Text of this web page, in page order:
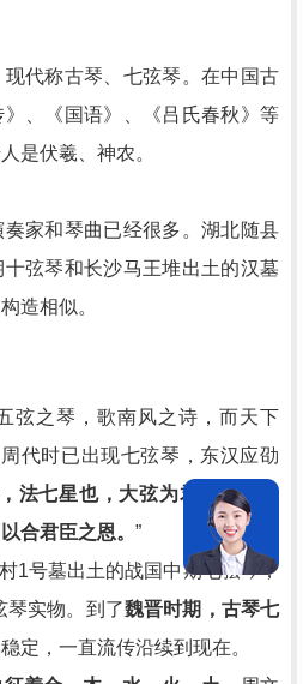
代称古琴、七弦琴。在中国古
、《国语》、《吕氏春秋》等
是伏羲、神农。
家和琴曲已经很多。湖北随县
弦琴和长沙马王堆出土的汉墓
造相似。
之琴，歌南风之诗，而天下
代时已出现七弦琴，东汉应劭
法七星也，大弦为君，小弦为
合君臣之恩。 ”
号墓出土的战国中期七弦琴，
琴实物。到了魏晋时期，古琴七
定，一直流传沿续到现在。